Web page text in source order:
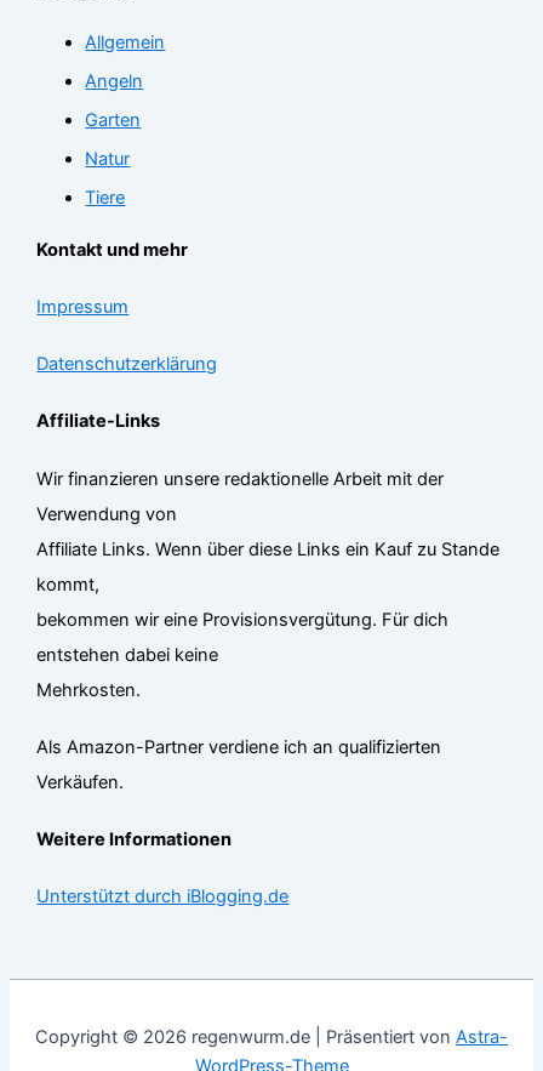
Allgemein
Angeln
Garten
Natur
Tiere
Kontakt und mehr
Impressum
Datenschutzerklärung
Affiliate-Links
Wir finanzieren unsere redaktionelle Arbeit mit der
Verwendung von
Affiliate Links. Wenn über diese Links ein Kauf zu Stande
kommt,
bekommen wir eine Provisionsvergütung. Für dich
entstehen dabei keine
Mehrkosten.
Als Amazon-Partner verdiene ich an qualifizierten
Verkäufen.
Weitere Informationen
Unterstützt durch iBlogging.de
Copyright © 2026 regenwurm.de | Präsentiert von Astra-
WordPress-Theme